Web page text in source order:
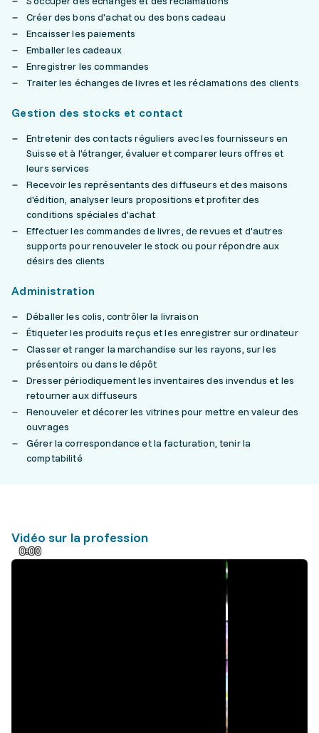
Créer des bons d'achat ou des bons cadeau
Encaisser les paiements
Emballer les cadeaux
Enregistrer les commandes
Traiter les échanges de livres et les réclamations des clients
Gestion des stocks et contact
Entretenir des contacts réguliers avec les fournisseurs en
Suisse et à l'étranger, évaluer et comparer leurs offres et
leurs services
Recevoir les représentants des diffuseurs et des maisons
d'édition, analyser leurs propositions et profiter des
conditions spéciales d'achat
Effectuer les commandes de livres, de revues et d'autres
supports pour renouveler le stock ou pour répondre aux
désirs des clients
Administration
Déballer les colis, contrôler la livraison
Étiqueter les produits reçus et les enregistrer sur ordinateur
Classer et ranger la marchandise sur les rayons, sur les
présentoirs ou dans le dépôt
Dresser périodiquement les inventaires des invendus et les
retourner aux diffuseurs
Renouveler et décorer les vitrines pour mettre en valeur des
ouvrages
Gérer la correspondance et la facturation, tenir la
comptabilité
Vidéo sur la profession
0:00